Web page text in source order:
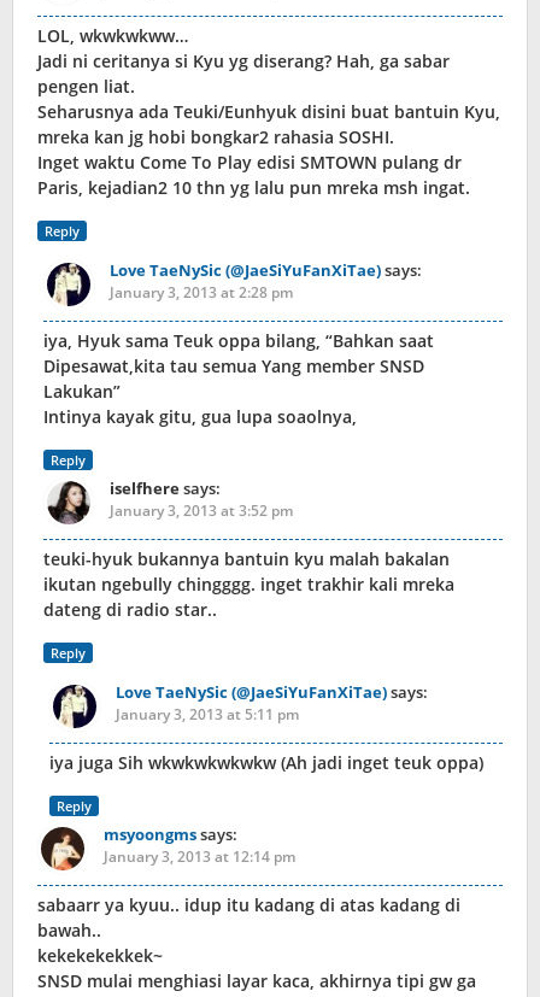
LOL, wkwkwkww…
Jadi ni ceritanya si Kyu yg diserang? Hah, ga sabar
pengen liat.
Seharusnya ada Teuki/Eunhyuk disini buat bantuin Kyu,
mreka kan jg hobi bongkar2 rahasia SOSHI.
Inget waktu Come To Play edisi SMTOWN pulang dr
Paris, kejadian2 10 thn yg lalu pun mreka msh ingat.
Reply
Love TaeNySic (@JaeSiYuFanXiTae)says:
January 3, 2013 at 2:28 pm
iya, Hyuk sama Teuk oppa bilang, “Bahkan saat
Dipesawat,kita tau semua Yang member SNSD
Lakukan”
Intinya kayak gitu, gua lupa soaolnya,
Reply
iselfheresays:
January 3, 2013 at 3:52 pm
teuki-hyuk bukannya bantuin kyu malah bakalan
ikutan ngebully chingggg. inget trakhir kali mreka
dateng di radio star..
Reply
Love TaeNySic (@JaeSiYuFanXiTae)says:
January 3, 2013 at 5:11 pm
iya juga Sih wkwkwkwkwkw (Ah jadi inget teuk oppa)
Reply
msyoongmssays:
January 3, 2013 at 12:14 pm
sabaarr ya kyuu.. idup itu kadang di atas kadang di
bawah..
kekekekekkek~
SNSD mulai menghiasi layar kaca, akhirnya tipi gw ga